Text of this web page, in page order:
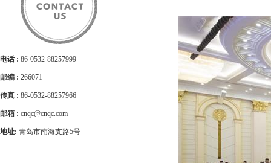
电话 : 86-0532-88257999
邮编 : 266071
传真 : 86-0532-88257966
邮箱 : cnqc@cnqc.com
地址: 青岛市南海支路5号